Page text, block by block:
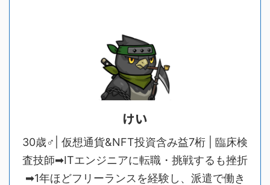
けい
30歳♂| 仮想通貨&NFT投資含み益7桁 | 臨床検
査技師➡ITエンジニアに転職・挑戦するも挫折
➡1年ほどフリーランスを経験し、派遣で働き